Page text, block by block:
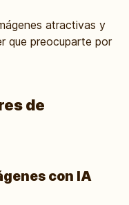
atractivas y
que preocuparte por
de
con IA